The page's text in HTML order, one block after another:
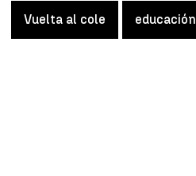
Vuelta al cole educación